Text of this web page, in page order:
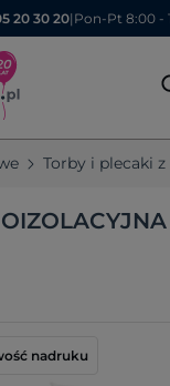
20 30 20| Pon-Pt 8:00 -
Torby i plecaki
nadruku